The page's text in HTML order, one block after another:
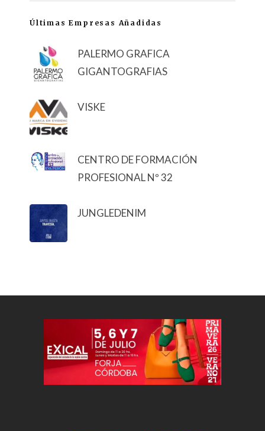
Últimas Empresas Añadidas
PALERMO GRAFICA
GIGANTOGRAFIAS
VISKE
CENTRO DE FORMACIÓN
PROFESIONAL Nº 32
JUNGLEDENIM